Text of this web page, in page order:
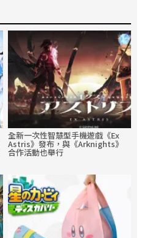
全新一次性智慧型手機遊戲《Ex
Astris》發布，與《Arknights》
合作活動也舉行